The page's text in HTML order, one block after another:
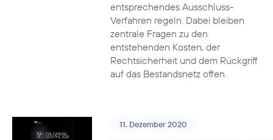
entsprechendes Ausschluss-
Verfahren regeln. Dabei bleiben
zentrale Fragen zu den
entstehenden Kosten, der
Rechtsicherheit und dem Rückgriff
auf das Bestandsnetz offen.
11. Dezember 2020